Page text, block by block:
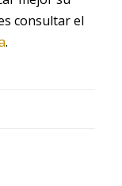
consultar el
.